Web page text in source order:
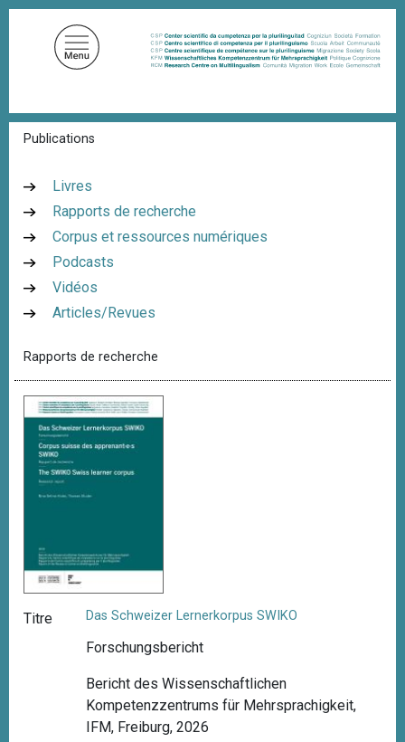
F
i
Publications
Livres
Rapports de recherche
Corpus et ressources numériques
Podcasts
Vidéos
Articles/Revues
Rapports de recherche
Titre Das Schweizer Lernerkorpus SWIKO
Forschungsbericht
Bericht des Wissenschaftlichen
Kompetenzzentrums für Mehrsprachigkeit,
IFM, Freiburg, 2026